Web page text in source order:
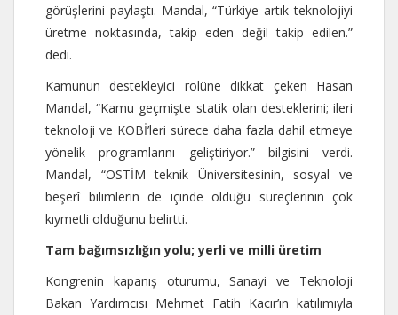
görüşlerini paylaştı. Mandal, “Türkiye artık teknolojiyi
üretme noktasında, takip eden değil takip edilen.”
dedi.
Kamunun destekleyici rolüne dikkat çeken Hasan
Mandal, “Kamu geçmişte statik olan desteklerini; ileri
teknoloji ve KOBİ’leri sürece daha fazla dahil etmeye
yönelik programlarını geliştiriyor.” bilgisini verdi.
Mandal, “OSTİM teknik Üniversitesinin, sosyal ve
beşerî bilimlerin de içinde olduğu süreçlerinin çok
kıymetli olduğunu belirtti.
Tam bağımsızlığın yolu; yerli ve milli üretim
Kongrenin kapanış oturumu, Sanayi ve Teknoloji
Bakan Yardımcısı Mehmet Fatih Kacır’ın katılımıyla